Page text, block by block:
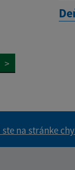
>
ste na stránke